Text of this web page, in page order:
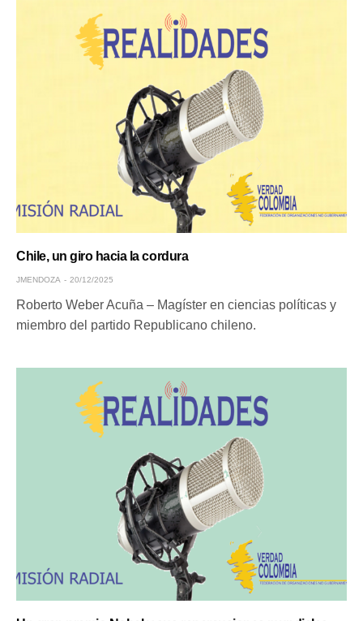
Chile, un giro hacia la cordura
JMENDOZA 20/12/2025
Roberto Weber Acuña – Magíster en ciencias políticas y
miembro del partido Republicano chileno.